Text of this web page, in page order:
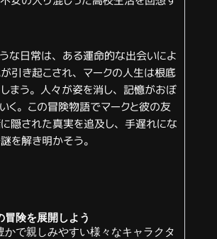
な日常は、ある運命的な出会いによ
引き起こされ、マークの人生は根底
まう。人々が姿を消し、記憶がおぼ
く。この冒険物語でマークと彼の友
隠された真実を追及し、手遅れにな
を解き明かそう。
冒険を展開しよう
かで親しみやすい様々なキャラクタ